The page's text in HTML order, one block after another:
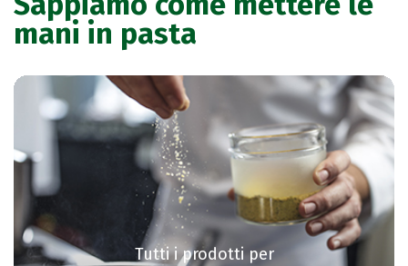
mani in pasta
Tutti i prodotti per